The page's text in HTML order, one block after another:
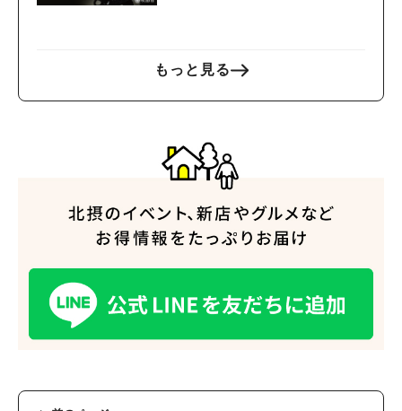
もっと見る